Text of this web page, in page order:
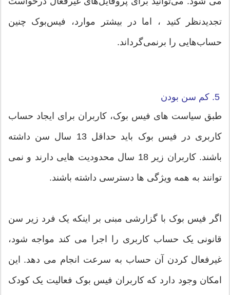
تجدیدنظر کنید ، اما در بیشتر موارد، فیس‌بوک چنین
حساب‌هایی را برنمی‌گرداند.
5. کم سن بودن
طبق سیاست های فیس بوک، کاربران برای ایجاد حساب
کاربری در فیس بوک باید حداقل 13 سال سن داشته
باشند. کاربران زیر 18 سال محدودیت هایی دارند و نمی
توانند به همه ویژگی ها دسترسی داشته باشند.
اگر فیس بوک با گزارشی مبنی بر اینکه یک فرد زیر سن
قانونی یک حساب کاربری را اجرا می کند مواجه شود،
غیرفعال کردن آن حساب به سرعت انجام می دهد. این
امکان وجود دارد که کاربران فیس بوک فعالیت یک کودک